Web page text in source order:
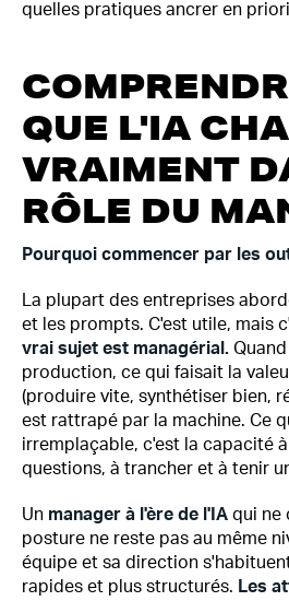
quelles pratiques ancrer en
QUE L'IA
VRAIMENT
RÔLE DU
Pourquoi commencer par les
La plupart des entreprises
et les prompts. C'est utile, mais
vrai sujet est managérial.
production, ce qui faisait la
(produire vite, synthétiser bien,
est rattrapé par la machine. Ce
irremplaçable, c'est la capacité
questions, à trancher et à tenir
Un manager à l'ère de l'IA qui ne
posture ne reste pas au même
équipe et sa direction
rapides et plus structurés. Les